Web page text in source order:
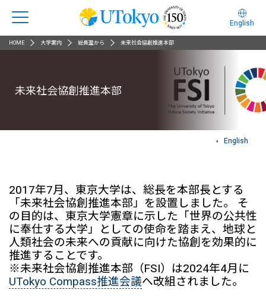
English
HOME 大学案内 総長室から 未来社会協創推進本部
未来社会協創推進本部
English
2017年7月、東京大学は、総長を本部長とする
「未来社会協創推進本部」を設置しました。 そ
の目的は、東京大学憲章に示した「世界の公共性
に奉仕する大学」としての使命を踏まえ、地球と
人類社会の未来への貢献に向けた協創を効果的に
推進することです。
※未来社会協創推進本部（FSI）は2024年4月に
UTokyo Compass推進会議へ改組されました。